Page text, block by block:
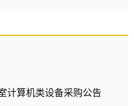
计算机类设备采购公告